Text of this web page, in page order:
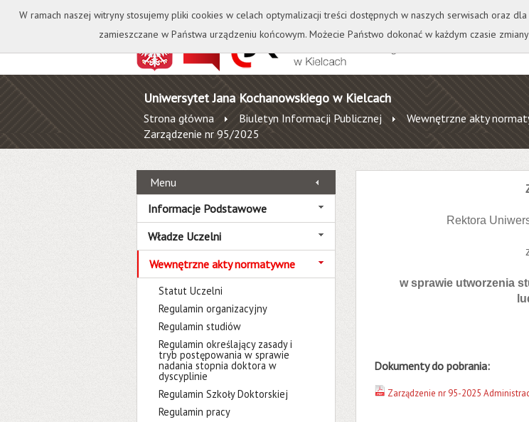
Kontakt Biblioteka Wydawnictwo Wirtualna Uczelnia A
Uniwersytet Jana Kochanowskiego w Kielcach
Strona główna Biuletyn Informacji Publicznej Wewnętrzne akty
Zarządzenie nr 95/2025
Menu
Informacje Podstawowe
Władze Uczelni
Wewnętrzne akty normatywne
Statut Uczelni
Regulamin organizacyjny
Regulamin studiów
Regulamin określający zasady i
tryb postępowania w sprawie
nadania stopnia doktora w
dyscyplinie
Regulamin Szkoły Doktorskiej
Regulamin pracy
Rektora
w sprawie utworzenia
Dokumenty do pobrania:
Zarządzenie nr 95-2025
W ramach naszej witryny stosujemy pliki cookies w celach optymalizacji treści dostępnych w naszych serwisach oraz
zamieszczane w Państwa urządzeniu końcowym. Możecie Państwo dokonać w każdym czasie